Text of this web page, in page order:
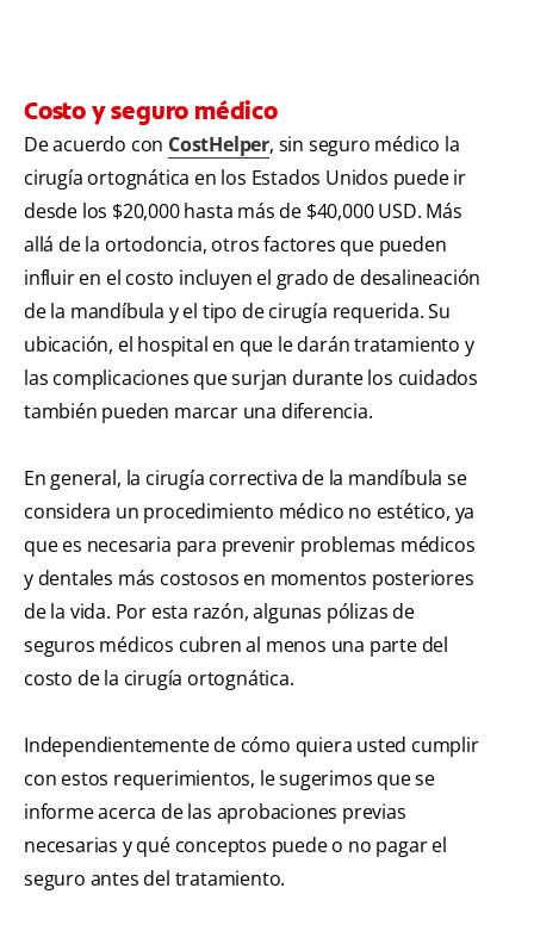
Costo y seguro médico
De acuerdo con CostHelper, sin seguro médico la
cirugía ortognática en los Estados Unidos puede ir
desde los $20,000 hasta más de $40,000 USD. Más
allá de la ortodoncia, otros factores que pueden
influir en el costo incluyen el grado de desalineación
de la mandíbula y el tipo de cirugía requerida. Su
ubicación, el hospital en que le darán tratamiento y
las complicaciones que surjan durante los cuidados
también pueden marcar una diferencia.
En general, la cirugía correctiva de la mandíbula se
considera un procedimiento médico no estético, ya
que es necesaria para prevenir problemas médicos
y dentales más costosos en momentos posteriores
de la vida. Por esta razón, algunas pólizas de
seguros médicos cubren al menos una parte del
costo de la cirugía ortognática.
Independientemente de cómo quiera usted cumplir
con estos requerimientos, le sugerimos que se
informe acerca de las aprobaciones previas
necesarias y qué conceptos puede o no pagar el
seguro antes del tratamiento.